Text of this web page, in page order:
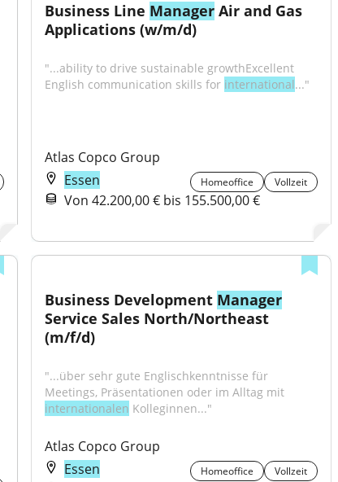
Business Line Manager Air and Gas
Applications (w/m/d)
"...ability to drive sustainable growthExcellent
English communication skills for international..."
Atlas Copco Group
Essen
Homeoffice Vollzeit
Von 42.200,00 € bis 155.500,00 €
Business Development Manager
Service Sales North/Northeast
(m/f/d)
"...über sehr gute Englischkenntnisse für
internationalen Kolleginnen..."
Atlas Copco Group
Essen
Homeoffice Vollzeit